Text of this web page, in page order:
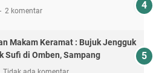
2 komentar
Makam Keramat : Bujuk Jengguk
Sufi di Omben, Sampang